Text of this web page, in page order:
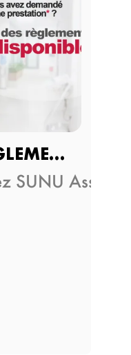
LISTE DES REGLEMENTS…
SUNU